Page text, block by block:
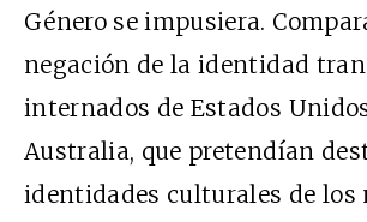
Género se impusiera.
negación de la identidad
internados de Estados
Australia, que pretendían
identidades culturales de los